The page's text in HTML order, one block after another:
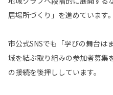
居場所づくり」を進めています。
市公式SNSでも「学びの舞台は
域を結ぶ取り組みの参加者募集
の接続を後押ししています。